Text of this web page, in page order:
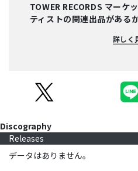
TOWER RECORDS マーケ
ティストの関連出品がある
詳しく
Discography
Releases
データはありません。